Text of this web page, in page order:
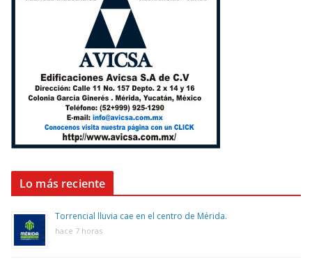
Lo más reciente
Torrencial lluvia cae en el centro de Mérida.
hace 7 horas